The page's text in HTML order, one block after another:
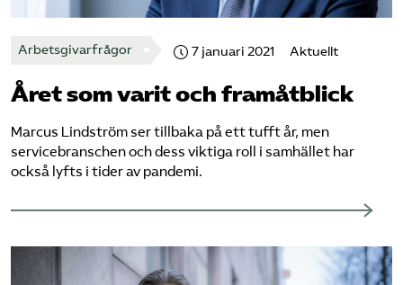
Sök på serviceforetagen.se
Press
Beställ trycksaker
Arbetsgivarfrågor 7 januari 2021 Aktuellt
Året som varit och framåtblick
Marcus Lindström ser tillbaka på ett tufft år, men
servicebranschen och dess viktiga roll i samhället har
också lyfts i tider av pandemi.